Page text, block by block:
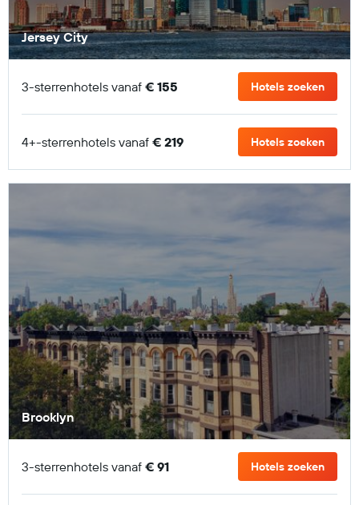
Jersey City
3-sterrenhotels vanaf € 155 Hotels zoeken
4+-sterrenhotels vanaf € 219 Hotels zoeken
Brooklyn
3-sterrenhotels vanaf € 91 Hotels zoeken